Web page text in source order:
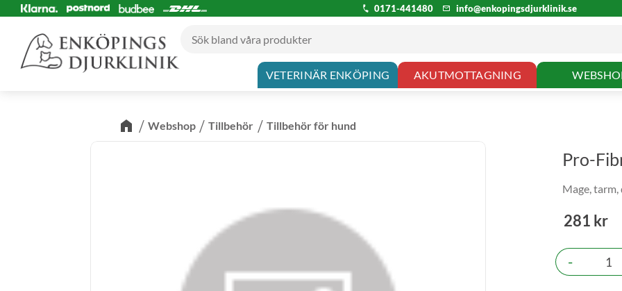
0171-441480 info@enkopingsdjurklinik.se
VETERINÄR ENKÖPING AKUTMOTTAGNING
Webshop Tillbehör Tillbehör för hund
Pro-
Mage,
281 kr
-